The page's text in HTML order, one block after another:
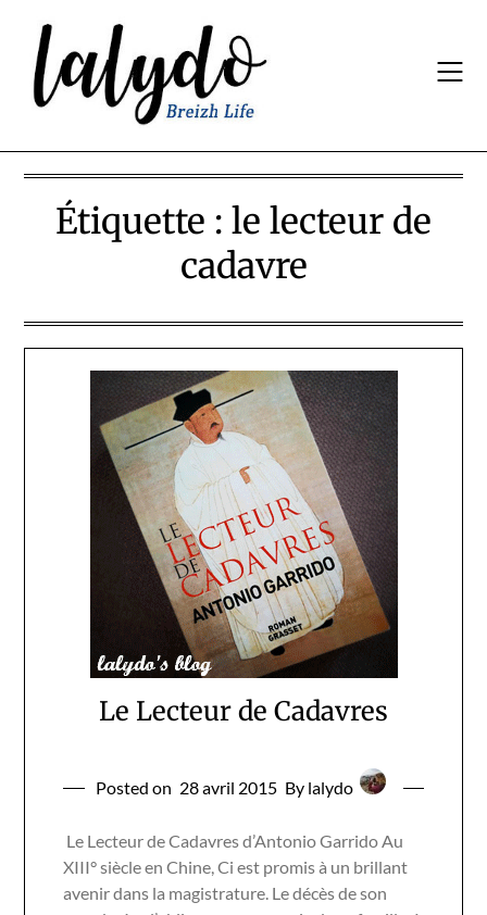
content
Étiquette : le lecteur de
cadavre
Le Lecteur de Cadavres
Posted on 28 avril 2015 By lalydo
Le Lecteur de Cadavres d’Antonio Garrido Au
XIII° siècle en Chine, Ci est promis à un brillant
avenir dans la magistrature. Le décès de son